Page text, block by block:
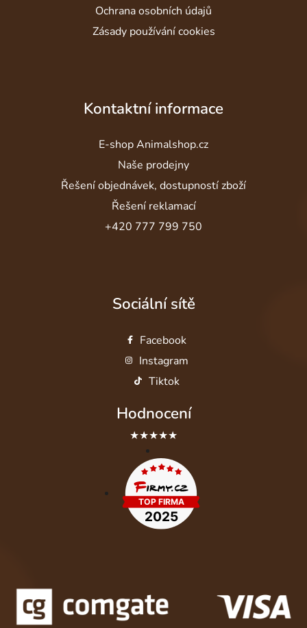
Ochrana osobních údajů
Zásady používání cookies
Kontaktní informace
E-shop Animalshop.cz
Naše prodejny
Řešení objednávek, dostupností zboží
Řešení reklamací
+420 777 799 750
Sociální sítě
Facebook
Instagram
Tiktok
Hodnocení
★★★★★